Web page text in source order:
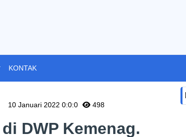
KONTAK
10 Januari 2022 0:0:0 498
DWP Kemenag.